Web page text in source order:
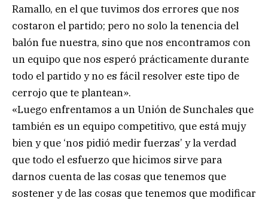
Ramallo, en el que tuvimos dos errores que nos
costaron el partido; pero no solo la tenencia del
balón fue nuestra, sino que nos encontramos con
un equipo que nos esperó prácticamente durante
todo el partido y no es fácil resolver este tipo de
cerrojo que te plantean».
«Luego enfrentamos a un Unión de Sunchales que
también es un equipo competitivo, que está mujy
bien y que ‘nos pidió medir fuerzas’ y la verdad
que todo el esfuerzo que hicimos sirve para
darnos cuenta de las cosas que tenemos que
sostener y de las cosas que tenemos que modificar